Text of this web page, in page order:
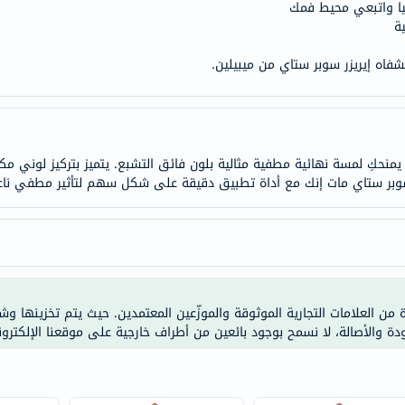
essence
skinceuticals
feel
true-
الصحة
أساسيات
العناية
واتبعي محيط فمك
إيريزر سوبر ستاي من ميبيلين.
لمسة نهائية مطفية مثالية بلون فائق التشبع. يتميز بتركيز لوني
من العلامات التجارية الموثوقة والموزّعين المعتمدين. حيث يتم تخزينها
والأصالة، لا نسمح بوجود بائعين من أطراف خارجية على موقعنا